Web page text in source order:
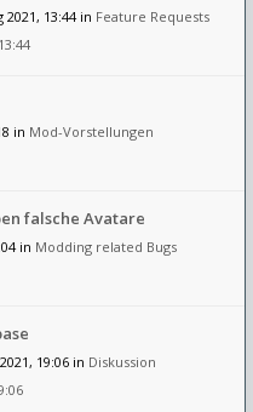
2021, 13:44 in Feature Requests
in Mod-Vorstellungen
falsche Avatare
in Modding related Bugs
19:06 in Diskussion